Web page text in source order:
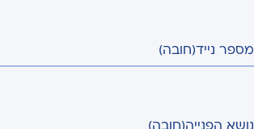
מספר נייד(חובה)
נושא הפנייה(חובה)